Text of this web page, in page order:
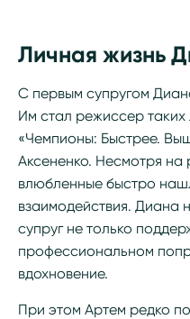
Личная жизнь
С первым супругом
Им стал режиссер таких
«Чемпионы: Быстрее.
Аксененко. Несмотря на
влюбленные быстро
взаимодействия. Диана
супруг не только
профессиональном
вдохновение.
При этом Артем редко